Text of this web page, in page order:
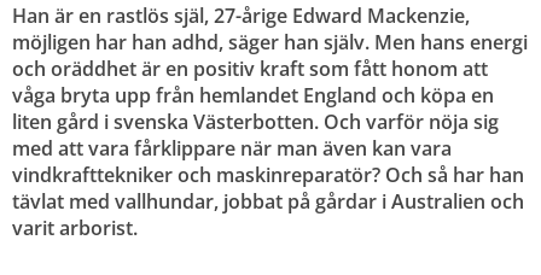
Han är en rastlös själ, 27-årige Edward Mackenzie,
möjligen har han adhd, säger han själv. Men hans energi
och oräddhet är en positiv kraft som fått honom att
våga bryta upp från hemlandet England och köpa en
liten gård i svenska Västerbotten. Och varför nöja sig
med att vara fårklippare när man även kan vara
vindkrafttekniker och maskinreparatör? Och så har han
tävlat med vallhundar, jobbat på gårdar i Australien och
varit arborist.